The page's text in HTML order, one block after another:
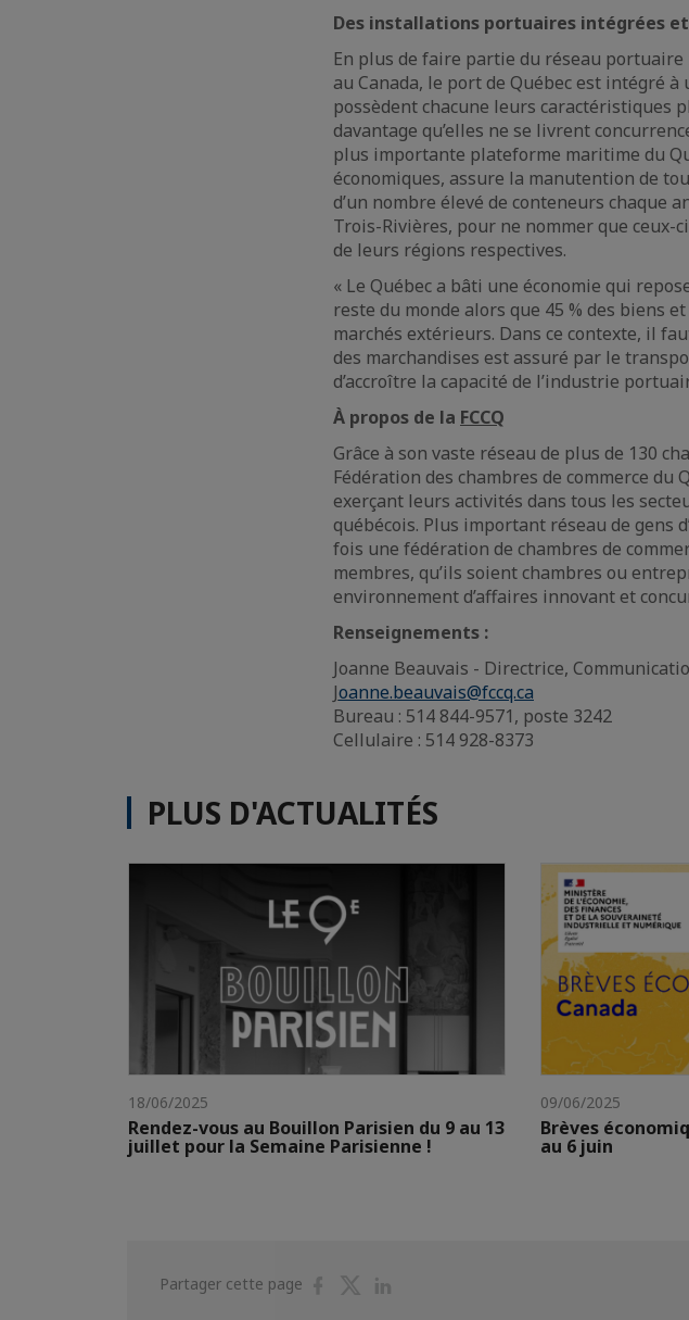
Des installations portuaires intégrées
En plus de faire partie du réseau
au Canada, le port de Québec est intégré
possèdent chacune leurs caractéristiques
davantage qu’elles ne se livrent
plus importante plateforme maritime du
économiques, assure la manutention de
d’un nombre élevé de conteneurs chaque
Trois-Rivières, pour ne nommer que ceux-
de leurs régions respectives.
« Le Québec a bâti une économie qui
reste du monde alors que 45 % des biens
marchés extérieurs. Dans ce contexte, il
des marchandises est assuré par le
d’accroître la capacité de l’industrie
À propos de la FCCQ
Grâce à son vaste réseau de plus de 130
Fédération des chambres de commerce du
exerçant leurs activités dans tous les
québécois. Plus important réseau de gens
fois une fédération de chambres de
membres, qu’ils soient chambres ou
environnement d’affaires innovant et
Renseignements :
Joanne Beauvais - Directrice,
Joanne.beauvais@fccq.ca
Bureau : 514 844-9571, poste 3242
Cellulaire : 514 928-8373
PLUS D'ACTUALITÉS
18/06/2025
Rendez-vous au Bouillon Parisien du 9 au 13
juillet pour la Semaine Parisienne !
09/06/2025
Brèves
au 6 juin
Partager cette page
PartagerPartager